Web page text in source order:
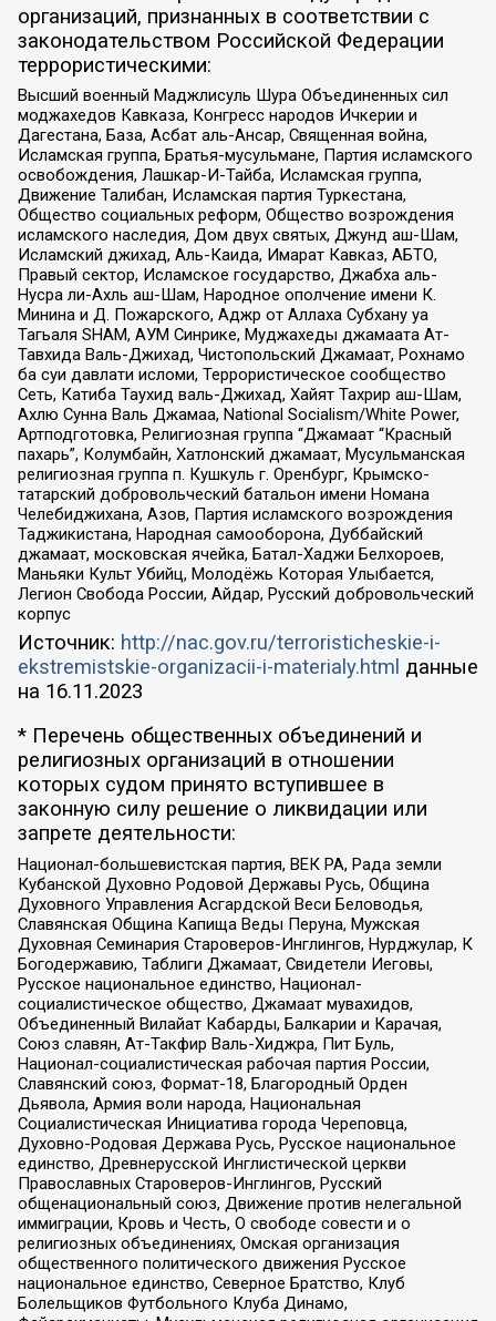
организаций, признанных в соответствии с
законодательством Российской Федерации
террористическими:
Высший военный Маджлисуль Шура Объединенных сил
моджахедов Кавказа, Конгресс народов Ичкерии и
Дагестана, База, Асбат аль-Ансар, Священная война,
Исламская группа, Братья-мусульмане, Партия исламского
освобождения, Лашкар-И-Тайба, Исламская группа,
Движение Талибан, Исламская партия Туркестана,
Общество социальных реформ, Общество возрождения
исламского наследия, Дом двух святых, Джунд аш-Шам,
Исламский джихад, Аль-Каида, Имарат Кавказ, АБТО,
Правый сектор, Исламское государство, Джабха аль-
Нусра ли-Ахль аш-Шам, Народное ополчение имени К.
Минина и Д. Пожарского, Аджр от Аллаха Субхану уа
Тагьаля SHAM, АУМ Синрике, Муджахеды джамаата Ат-
Тавхида Валь-Джихад, Чистопольский Джамаат, Рохнамо
ба суи давлати исломи, Террористическое сообщество
Сеть, Катиба Таухид валь-Джихад, Хайят Тахрир аш-Шам,
Ахлю Сунна Валь Джамаа, National Socialism/White Power,
Артподготовка, Религиозная группа “Джамаат “Красный
пахарь”, Колумбайн, Хатлонский джамаат, Мусульманская
религиозная группа п. Кушкуль г. Оренбург, Крымско-
татарский добровольческий батальон имени Номана
Челебиджихана, Азов, Партия исламского возрождения
Таджикистана, Народная самооборона, Дуббайский
джамаат, московская ячейка, Батал-Хаджи Белхороев,
Маньяки Культ Убийц, Молодёжь Которая Улыбается,
Легион Свобода России, Айдар, Русский добровольческий
корпус
Источник: http://nac.gov.ru/terroristicheskie-i-
ekstremistskie-organizacii-i-materialy.html данные
на 16.11.2023
* Перечень общественных объединений и
религиозных организаций в отношении
которых судом принято вступившее в
законную силу решение о ликвидации или
запрете деятельности:
Национал-большевистская партия, ВЕК РА, Рада земли
Кубанской Духовно Родовой Державы Русь, Община
Духовного Управления Асгардской Веси Беловодья,
Славянская Община Капища Веды Перуна, Мужская
Духовная Семинария Староверов-Инглингов, Нурджулар, К
Богодержавию, Таблиги Джамаат, Свидетели Иеговы,
Русское национальное единство, Национал-
социалистическое общество, Джамаат мувахидов,
Объединенный Вилайат Кабарды, Балкарии и Карачая,
Союз славян, Ат-Такфир Валь-Хиджра, Пит Буль,
Национал-социалистическая рабочая партия России,
Славянский союз, Формат-18, Благородный Орден
Дьявола, Армия воли народа, Национальная
Социалистическая Инициатива города Череповца,
Духовно-Родовая Держава Русь, Русское национальное
единство, Древнерусской Инглистической церкви
Православных Староверов-Инглингов, Русский
общенациональный союз, Движение против нелегальной
иммиграции, Кровь и Честь, О свободе совести и о
религиозных объединениях, Омская организация
общественного политического движения Русское
национальное единство, Северное Братство, Клуб
Болельщиков Футбольного Клуба Динамо,